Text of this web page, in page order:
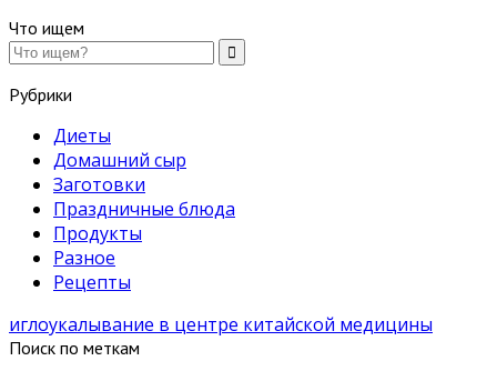
Что ищем
Рубрики
Диеты
Домашний сыр
Заготовки
Праздничные блюда
Продукты
Разное
Рецепты
иглоукалывание в центре китайской медицины
Поиск по меткам